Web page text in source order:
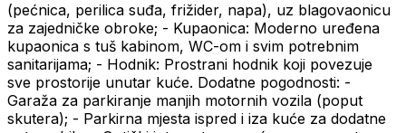
(pećnica, perilica suđa, frižider, napa), uz blagovaonicu
za zajedničke obroke; - Kupaonica: Moderno uređena
kupaonica s tuš kabinom, WC-om i svim potrebnim
sanitarijama; - Hodnik: Prostrani hodnik koji povezuje
sve prostorije unutar kuće. Dodatne pogodnosti: -
Garaža za parkiranje manjih motornih vozila (poput
skutera); - Parkirna mjesta ispred i iza kuće za dodatne